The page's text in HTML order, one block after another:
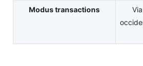
Modus transactions